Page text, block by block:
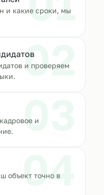
и какие сроки, мы
02
и проверяем
03
и
04
объект точно в